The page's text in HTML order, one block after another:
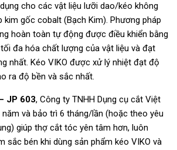
cho các vật liệu lưỡi dao/kéo không
kim gốc cobalt (Bạch Kim). Phương pháp
hoàn toàn tự động được điều khiển bằng
đa hóa chất lượng của vật liệu và đạt
nhất. Kéo VIKO được xử lý nhiệt đạt độ
ra độ bền và sắc nhất.
JP 603, Công ty TNHH Dụng cụ cắt Việt
và bảo trì 6 tháng/lần (hoặc theo yêu
giúp thợ cắt tóc yên tâm hơn, luôn
sắc bén khi dùng sản phẩm kéo VIKO và